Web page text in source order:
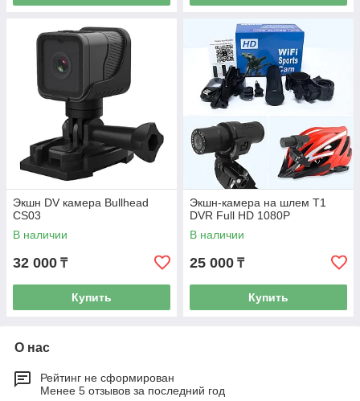
Экшн DV камера Bullhead
CS03
В наличии
32 000 ₸
Купить
Экшн-камера на шлем T1
DVR Full HD 1080P
В наличии
25 000 ₸
Купить
О нас
Рейтинг не сформирован
Менее 5 отзывов за последний год